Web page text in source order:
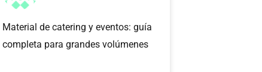
Material de catering y eventos: guía
completa para grandes volúmenes